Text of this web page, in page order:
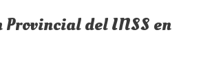
del INSS en